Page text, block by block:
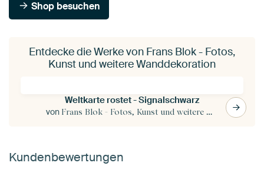
Shop besuchen
Entdecke die Werke von Frans Blok - Fotos,
Kunst und weitere Wanddekoration
Weltkarte rostet - Signalschwarz
von Frans Blok - Fotos, Kunst und weitere Wanddekoration
Kundenbewertungen